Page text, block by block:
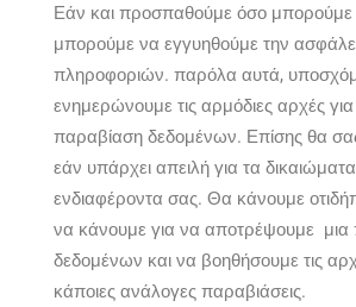
Εάν και προσπαθούμε όσο μπορούμε
μπορούμε να εγγυηθούμε την
πληροφοριών. παρόλα αυτά,
ενημερώνουμε τις αρμόδιες αρχές
παραβίαση δεδομένων. Επίσης θα
εάν υπάρχει απειλή για τα
ενδιαφέροντα σας. Θα κάνουμε
να κάνουμε για να αποτρέψουμε μια
δεδομένων και να βοηθήσουμε τις
κάποιες ανάλογες παραβιάσεις.